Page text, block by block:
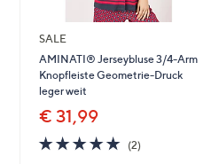
SALE
AMINATI® Jerseybluse 3/4-Arm
Knopfleiste Geometrie-Druck
leger weit
€ 31,99
5.0
von
(2)2